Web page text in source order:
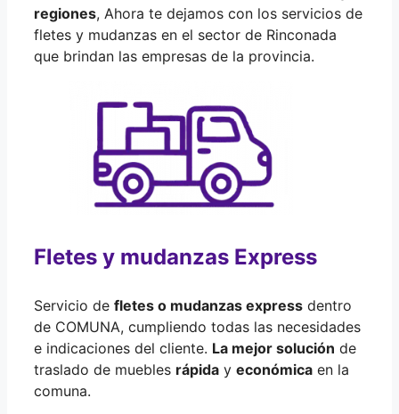
regiones, Ahora te dejamos con los servicios de
fletes y mudanzas en el sector de Rinconada
que brindan las empresas de la provincia.
Fletes y mudanzas Express
Servicio de fletes o mudanzas express dentro
de COMUNA, cumpliendo todas las necesidades
e indicaciones del cliente. La mejor solución de
traslado de muebles rápida y económica en la
comuna.